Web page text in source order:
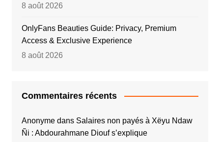
8 août 2026
OnlyFans Beauties Guide: Privacy, Premium
Access & Exclusive Experience
8 août 2026
Commentaires récents
Anonymedans Salaires non payés à Xëyu Ndaw
Ñi : Abdourahmane Diouf s’explique